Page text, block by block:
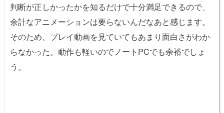
判断が正しかったかを知るだけで十分満足できるので、
余計なアニメーションは要らないんだなあと感じます。
そのため、プレイ動画を見ていてもあまり面白さがわか
らなかった。動作も軽いのでノートPCでも余裕でしょ
う。